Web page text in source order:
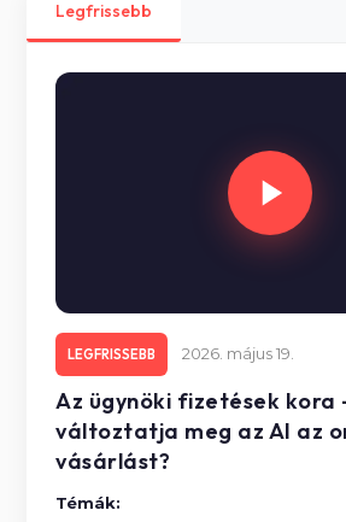
Legfrissebb
LEGFRISSEBB 2026. május 19.
Az ügynöki fizetések kora
változtatja meg az AI az
vásárlást?
Témák: